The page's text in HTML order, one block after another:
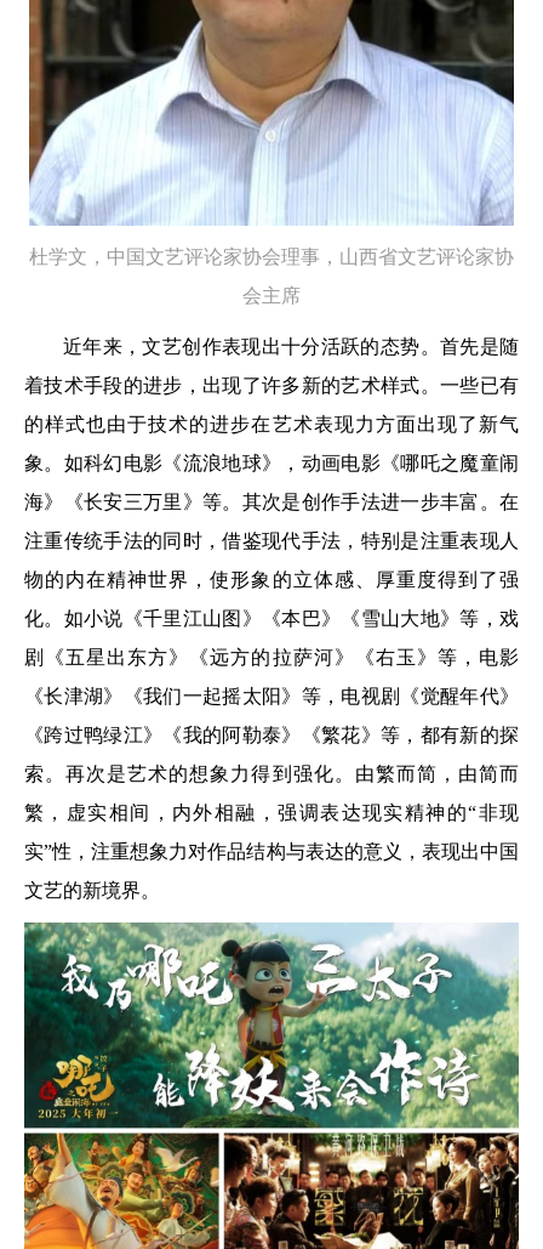
杜学文， 中国文艺评论家协会理事， 山西省文艺评论家协
会主席
近年来，文艺创作表现出十分活跃的态势。首先是随
着技术手段的进步，出现了许多新的艺术样式。一些已有
的样式也由于技术的进步在艺术表现力方面出现了新气
象。如科幻电影《流浪地球》，动画电影《哪吒之魔童闹
海》《长安三万里》等。其次是创作手法进一步丰富。在
注重传统手法的同时，借鉴现代手法，特别是注重表现人
物的内在精神世界，使形象的立体感、厚重度得到了强
化。如小说《千里江山图》《本巴》《雪山大地》等，戏
剧《五星出东方》《远方的拉萨河》《右玉》等，电影
《长津湖》《我们一起摇太阳》等，电视剧《觉醒年代》
《跨过鸭绿江》《我的阿勒泰》《繁花》等，都有新的探
索。再次是艺术的想象力得到强化。由繁而简，由简而
繁，虚实相间，内外相融，强调表达现实精神的“非现
实”性，注重想象力对作品结构与表达的意义，表现出中国
文艺的新境界。